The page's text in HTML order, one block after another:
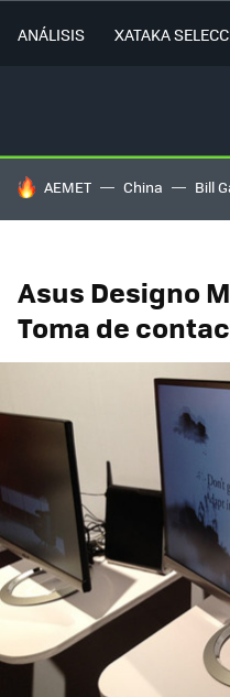
ANÁLISIS XATAKA
HOY SE HABLA DE
AEMET China Bill
Asus Designo
Toma de